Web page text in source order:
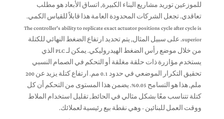
للموزعين توريد مشاريع البناء الكبيرة, اتساق الأبعاد هو مطلب
تعاقدي. تجعل الشركات المحدودة العامة هذا قابلاً للقياس الكمي.
The controller's ability to replicate exact actuator positions cycle after cycle is
superior. على سبيل المثال, يتم تحديد ارتفاع الضغط النهائي للكتلة
من خلال موضع رأس الضغط الهيدروليكي. يمكن لـ PLC الذي
يستخدم مؤازرة ذات حلقة مغلقة أو التحكم في الصمام النسبي
تحقيق التكرار الموضعي في حدود 0.1 مم. ارتفاع كتلة يزيد عن 200
ملم, هذا هو التسامح 0.05%. يضمن هذا المستوى من التحكم أن كل
كتلة تتناسب معًا بشكل مثالي في الحائط, تقليل استخدام الملاط
ووقت العمل للبنائين - وهي نقطة بيع رئيسية لعملائك.